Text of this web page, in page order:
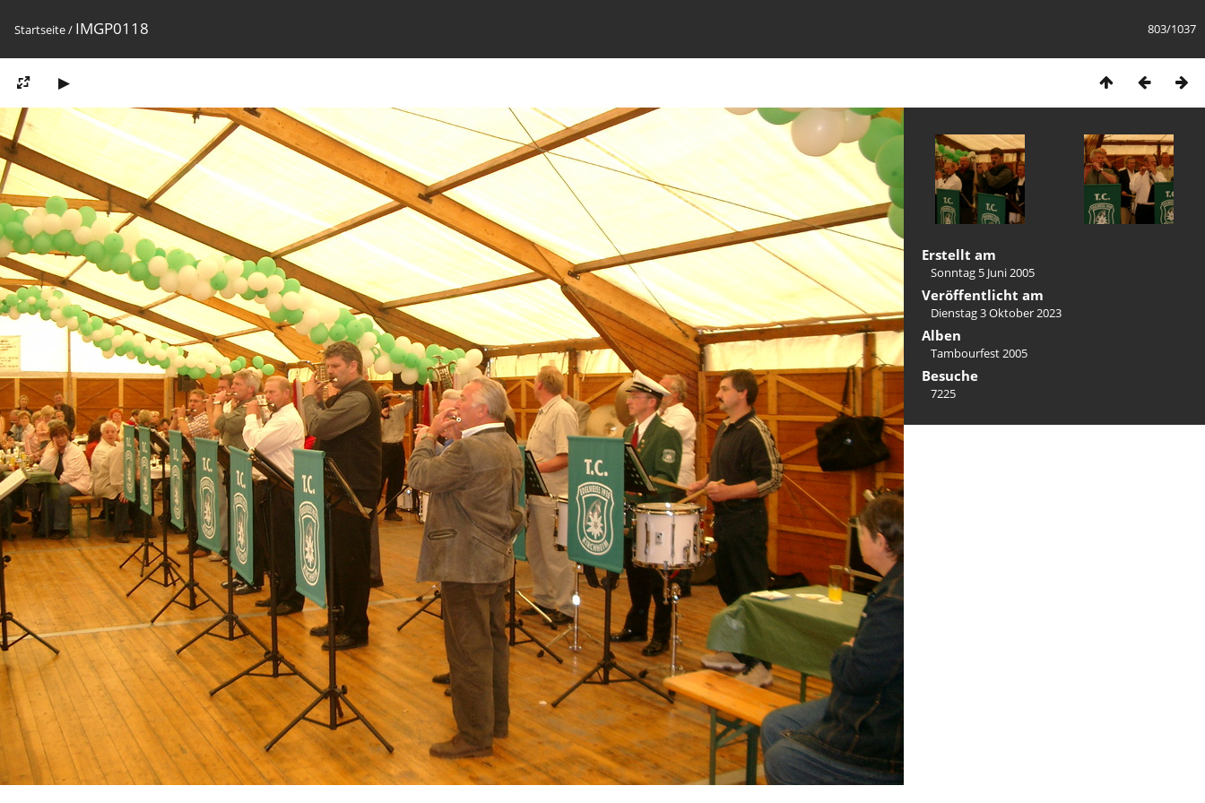
803/1037
Startseite/ IMGP0118
Erstellt am
Sonntag 5 Juni 2005
Veröffentlicht am
Dienstag 3 Oktober 2023
Alben
Tambourfest 2005
Besuche
7225